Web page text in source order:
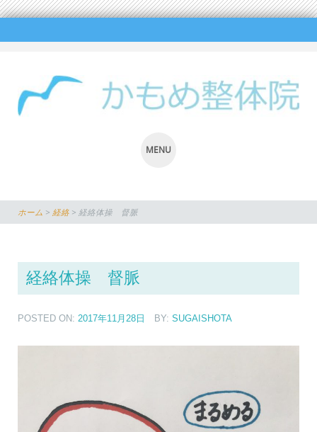
MENU
TO
CONTENT
ホーム > 経絡 > 経絡体操 督脈
経絡体操 督脈
POSTED ON: 2017年11月28日 BY:SUGAISHOTA